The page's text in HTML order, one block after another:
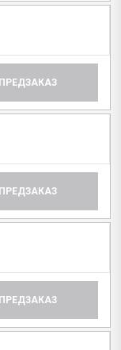
ПРЕДЗАКАЗ
ПРЕДЗАКАЗ
ПРЕДЗАКАЗ